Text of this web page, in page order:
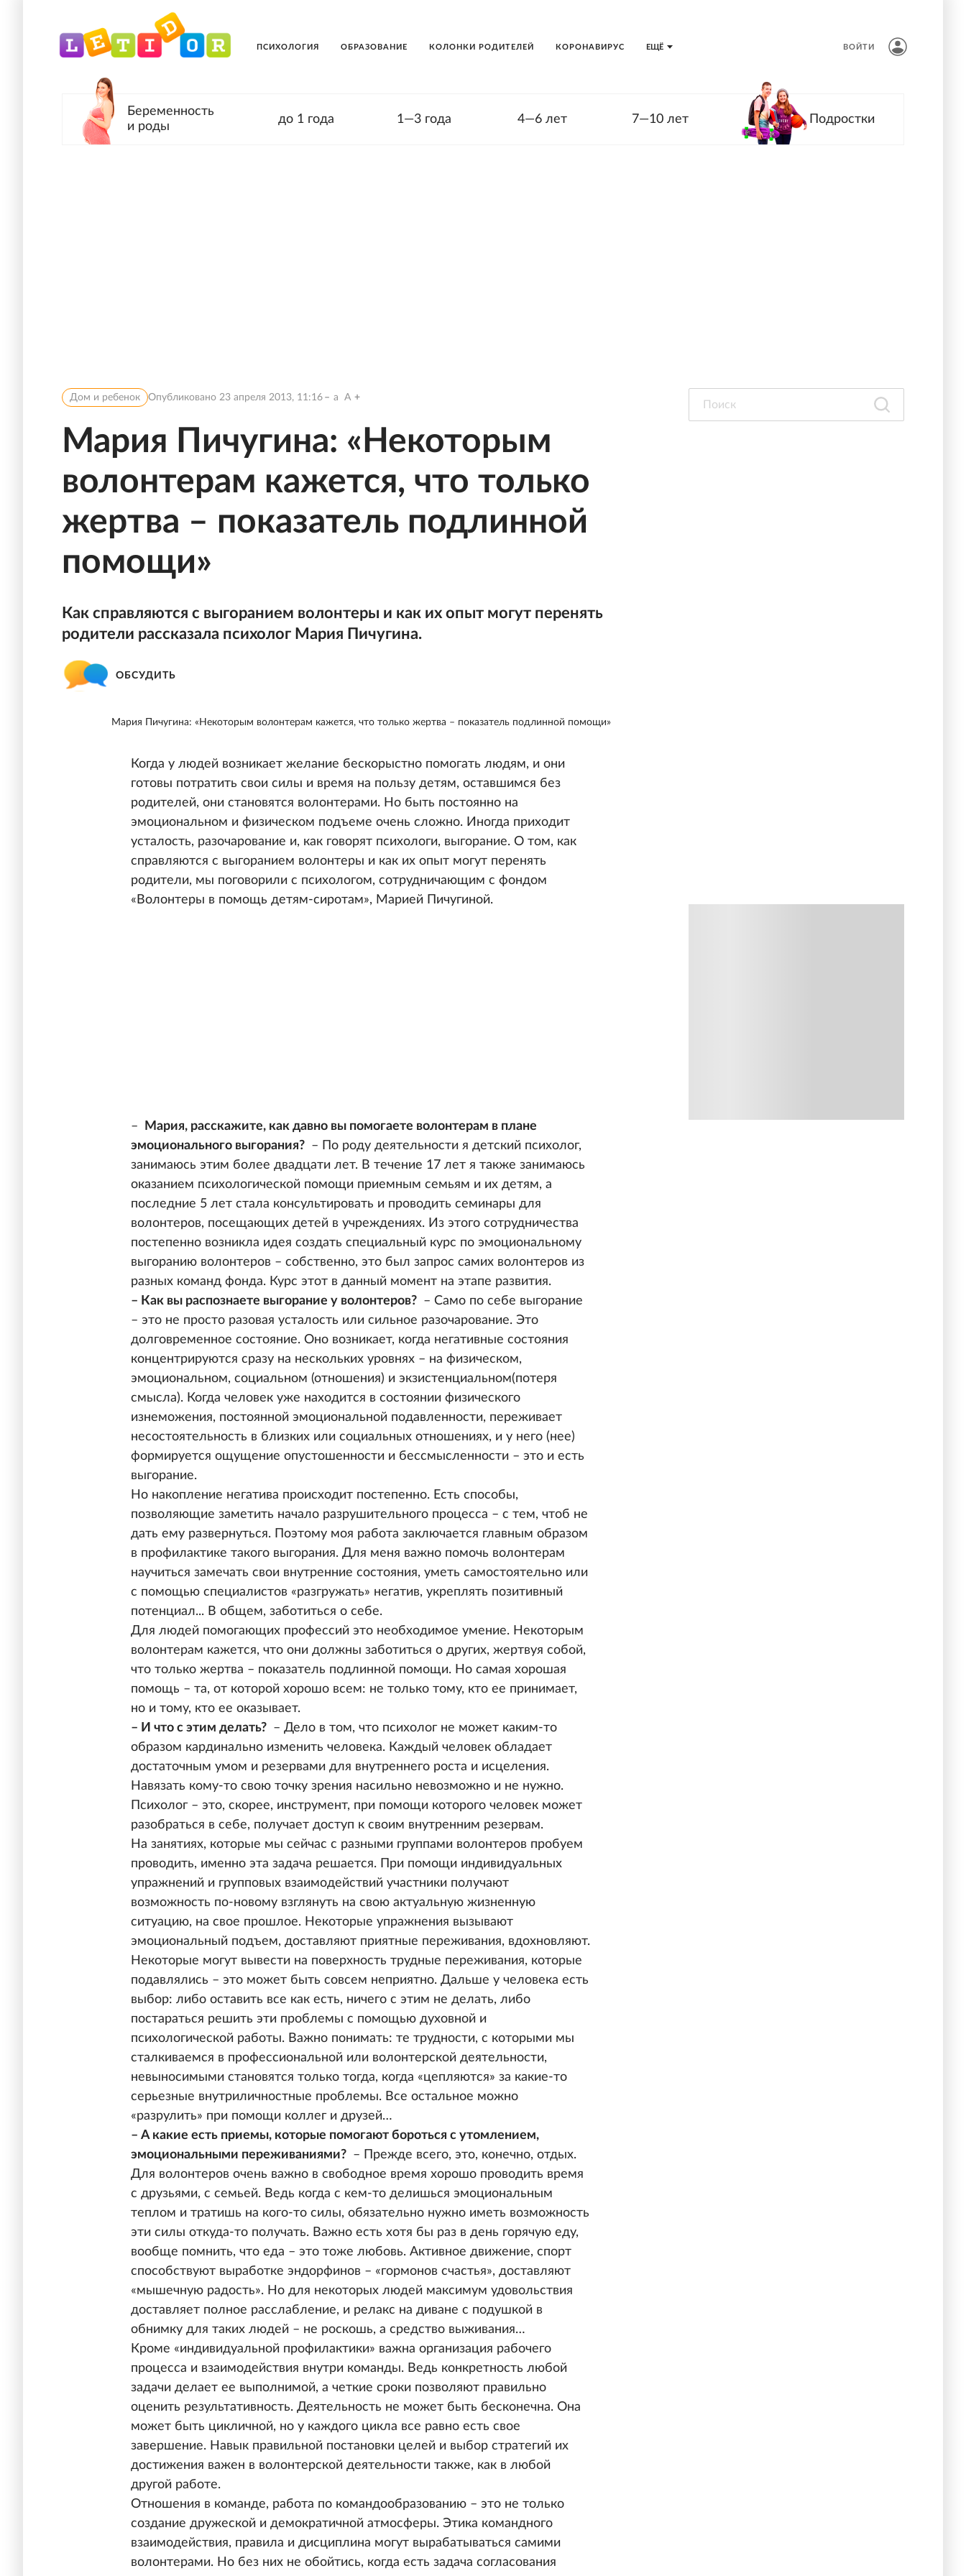
ЕЩЁ
ПСИХОЛОГИЯ ОБРАЗОВАНИЕ КОЛОНКИ РОДИТЕЛЕЙ КОРОНАВИРУС ВОЙТИ
Беременность
и роды
до 1 года 1—3 года 4—6 лет 7—10 лет Подростки
Дом и ребенок Опубликовано 23 апреля 2013, 11:16 a A
Мария Пичугина: «Некоторым
волонтерам кажется, что только
жертва – показатель подлинной
помощи»
Как справляются с выгоранием волонтеры и как их опыт могут перенять
родители рассказала психолог Мария Пичугина.
ОБСУДИТЬ
Мария Пичугина: «Некоторым волонтерам кажется, что только жертва – показатель подлинной помощи»
Когда у людей возникает желание бескорыстно помогать людям, и они
готовы потратить свои силы и время на пользу детям, оставшимся без
родителей, они становятся волонтерами. Но быть постоянно на
эмоциональном и физическом подъеме очень сложно. Иногда приходит
усталость, разочарование и, как говорят психологи, выгорание. О том, как
справляются с выгоранием волонтеры и как их опыт могут перенять
родители, мы поговорили с психологом, сотрудничающим с фондом
«Волонтеры в помощь детям-сиротам», Марией Пичугиной.
–
Мария, расскажите, как давно вы помогаете волонтерам в плане
эмоционального выгорания? – По роду деятельности я детский психолог,
занимаюсь этим более двадцати лет. В течение 17 лет я также занимаюсь
оказанием психологической помощи приемным семьям и их детям, а
последние 5 лет стала консультировать и проводить семинары для
волонтеров, посещающих детей в учреждениях. Из этого сотрудничества
постепенно возникла идея создать специальный курс по эмоциональному
выгоранию волонтеров – собственно, это был запрос самих волонтеров из
разных команд фонда. Курс этот в данный момент на этапе развития.
– Как вы распознаете выгорание у волонтеров? – Само по себе выгорание
– это не просто разовая усталость или сильное разочарование. Это
долговременное состояние. Оно возникает, когда негативные состояния
концентрируются сразу на нескольких уровнях – на физическом,
эмоциональном, социальном (отношения) и экзистенциальном(потеря
смысла). Когда человек уже находится в состоянии физического
изнеможения, постоянной эмоциональной подавленности, переживает
несостоятельность в близких или социальных отношениях, и у него (нее)
формируется ощущение опустошенности и бессмысленности – это и есть
выгорание.
Но накопление негатива происходит постепенно. Есть способы,
позволяющие заметить начало разрушительного процесса – с тем, чтоб не
дать ему развернуться. Поэтому моя работа заключается главным образом
в профилактике такого выгорания. Для меня важно помочь волонтерам
научиться замечать свои внутренние состояния, уметь самостоятельно или
с помощью специалистов «разгружать» негатив, укреплять позитивный
потенциал... В общем, заботиться о себе.
Для людей помогающих профессий это необходимое умение. Некоторым
волонтерам кажется, что они должны заботиться о других, жертвуя собой,
что только жертва – показатель подлинной помощи. Но самая хорошая
помощь – та, от которой хорошо всем: не только тому, кто ее принимает,
но и тому, кто ее оказывает.
– И что с этим делать? – Дело в том, что психолог не может каким-то
образом кардинально изменить человека. Каждый человек обладает
достаточным умом и резервами для внутреннего роста и исцеления.
Навязать кому-то свою точку зрения насильно невозможно и не нужно.
Психолог – это, скорее, инструмент, при помощи которого человек может
разобраться в себе, получает доступ к своим внутренним резервам.
На занятиях, которые мы сейчас с разными группами волонтеров пробуем
проводить, именно эта задача решается. При помощи индивидуальных
упражнений и групповых взаимодействий участники получают
возможность по-новому взглянуть на свою актуальную жизненную
ситуацию, на свое прошлое. Некоторые упражнения вызывают
эмоциональный подъем, доставляют приятные переживания, вдохновляют.
Некоторые могут вывести на поверхность трудные переживания, которые
подавлялись – это может быть совсем неприятно. Дальше у человека есть
выбор: либо оставить все как есть, ничего с этим не делать, либо
постараться решить эти проблемы с помощью духовной и
психологической работы. Важно понимать: те трудности, с которыми мы
сталкиваемся в профессиональной или волонтерской деятельности,
невыносимыми становятся только тогда, когда «цепляются» за какие-то
серьезные внутриличностные проблемы. Все остальное можно
«разрулить» при помощи коллег и друзей…
– А какие есть приемы, которые помогают бороться с утомлением,
эмоциональными переживаниями? – Прежде всего, это, конечно, отдых.
Для волонтеров очень важно в свободное время хорошо проводить время
с друзьями, с семьей. Ведь когда с кем-то делишься эмоциональным
теплом и тратишь на кого-то силы, обязательно нужно иметь возможность
эти силы откуда-то получать. Важно есть хотя бы раз в день горячую еду,
вообще помнить, что еда – это тоже любовь. Активное движение, спорт
способствуют выработке эндорфинов – «гормонов счастья», доставляют
«мышечную радость». Но для некоторых людей максимум удовольствия
доставляет полное расслабление, и релакс на диване с подушкой в
обнимку для таких людей – не роскошь, а средство выживания…
Кроме «индивидуальной профилактики» важна организация рабочего
процесса и взаимодействия внутри команды. Ведь конкретность любой
задачи делает ее выполнимой, а четкие сроки позволяют правильно
оценить результативность. Деятельность не может быть бесконечна. Она
может быть цикличной, но у каждого цикла все равно есть свое
завершение. Навык правильной постановки целей и выбор стратегий их
достижения важен в волонтерской деятельности также, как в любой
другой работе.
Отношения в команде, работа по командообразованию – это не только
создание дружеской и демократичной атмосферы. Этика командного
взаимодействия, правила и дисциплина могут вырабатываться самими
волонтерами. Но без них не обойтись, когда есть задача согласования